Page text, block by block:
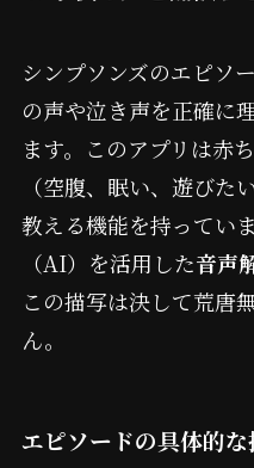
シンプソンズのエピソ
の声や泣き声を正確に
ます。このアプリは赤
（空腹、眠い、遊びた
教える機能を持ってい
（AI）を活用した音声
この描写は決して荒唐
ん。
エピソードの具体的な